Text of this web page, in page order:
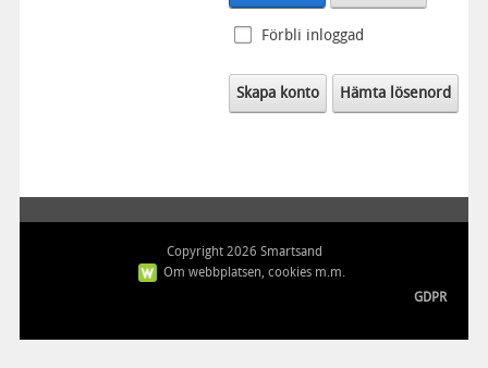
Förbli inloggad
Skapa konto Hämta lösenord
Copyright 2026 Smartsand
Om webbplatsen, cookies m.m.
GDPR